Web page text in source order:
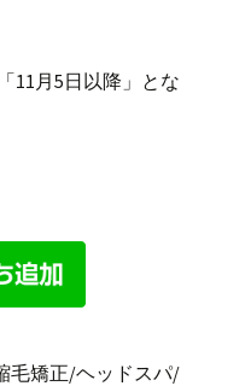
11月5日以降」とな
毛矯正/ヘッドスパ/